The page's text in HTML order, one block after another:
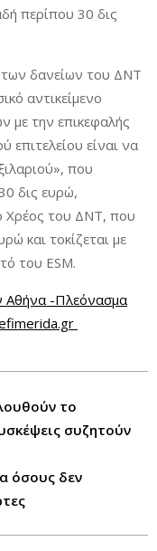
περίπου 30 δις
των δανείων του ΔΝΤ
αντικείμενο
με την επικεφαλής
επιτελείου είναι να
που
δις ευρώ,
Χρέος του ΔΝΤ, που
και τοκίζεται με
του ESM.
Αθήνα -Πλεόνασμα
το
συζητούν
όσους δεν